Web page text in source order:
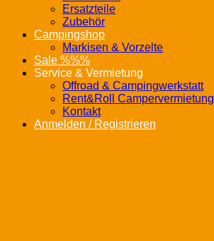
Ersatzteile
Zubehör
Campingshop
Markisen & Vorzelte
Sale %%%
Service & Vermietung
Offroad & Campingwerkstatt
Rent&Roll Campervermietung
Kontakt
Anmelden / Registrieren